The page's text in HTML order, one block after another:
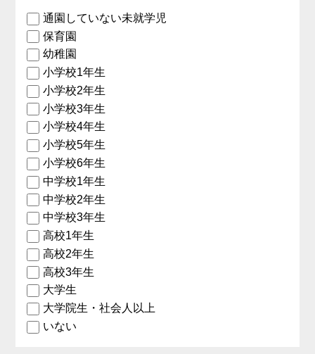
通園していない未就学児
保育園
幼稚園
小学校1年生
小学校2年生
小学校3年生
小学校4年生
小学校5年生
小学校6年生
中学校1年生
中学校2年生
中学校3年生
高校1年生
高校2年生
高校3年生
大学生
大学院生・社会人以上
いない